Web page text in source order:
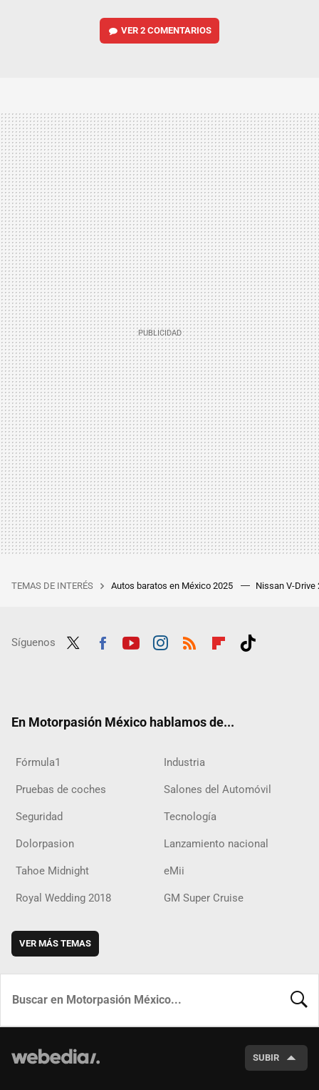
VER2 COMENTARIOS
TEMAS DE INTERÉS Autos baratos en México 2025 Nissan V-Drive
Síguenos
En Motorpasión México hablamos de...
Fórmula1 Industria
Pruebas de coches Salones del Automóvil
Seguridad Tecnología
Dolorpasion Lanzamiento nacional
Tahoe Midnight eMii
Royal Wedding 2018 GM Super Cruise
VER MÁS TEMAS
SUBIR